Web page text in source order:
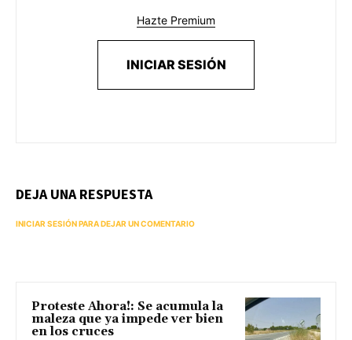
Hazte Premium
INICIAR SESIÓN
DEJA UNA RESPUESTA
INICIAR SESIÓN PARA DEJAR UN COMENTARIO
Proteste Ahora!: Se acumula la
maleza que ya impede ver bien
en los cruces